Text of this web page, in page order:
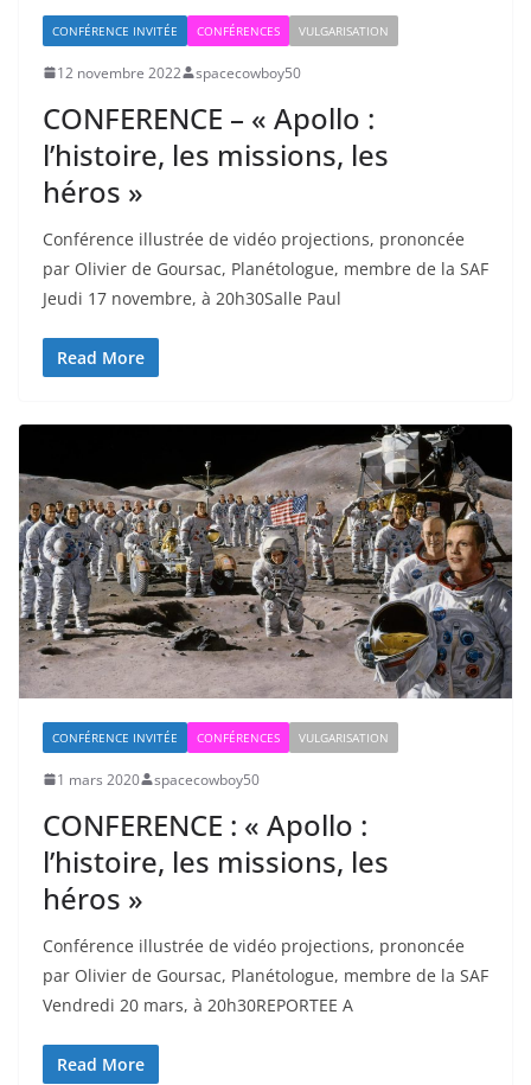
CONFÉRENCE INVITÉE CONFÉRENCES VULGARISATION
12 novembre 2022 spacecowboy50
CONFERENCE – « Apollo :
l’histoire, les missions, les
héros »
Conférence illustrée de vidéo projections, prononcée
par Olivier de Goursac, Planétologue, membre de la SAF
Jeudi 17 novembre, à 20h30Salle Paul
Read More
CONFÉRENCE INVITÉE CONFÉRENCES VULGARISATION
1 mars 2020 spacecowboy50
CONFERENCE : « Apollo :
l’histoire, les missions, les
héros »
Conférence illustrée de vidéo projections, prononcée
par Olivier de Goursac, Planétologue, membre de la SAF
Vendredi 20 mars, à 20h30REPORTEE A
Read More